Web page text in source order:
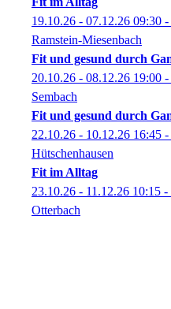
19.10.26 - 07.12.26 09:30 -
Ramstein-Miesenbach
Fit und gesund durch
20.10.26 - 08.12.26 19:00 -
Sembach
Fit und gesund durch
22.10.26 - 10.12.26 16:45 -
Hütschenhausen
Fit im Alltag
23.10.26 - 11.12.26 10:15 -
Otterbach